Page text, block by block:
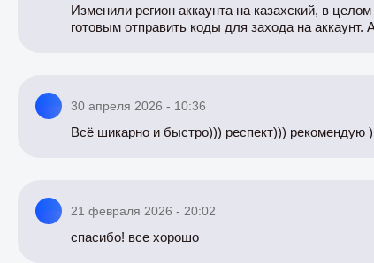
Изменили регион аккаунта на казахский, в
готовым отправить коды для захода на аккаунт.
30 апреля 2026 - 10:36
Всё шикарно и быстро))) респект))) рекомендую )
21 февраля 2026 - 20:02
спасибо! все хорошо